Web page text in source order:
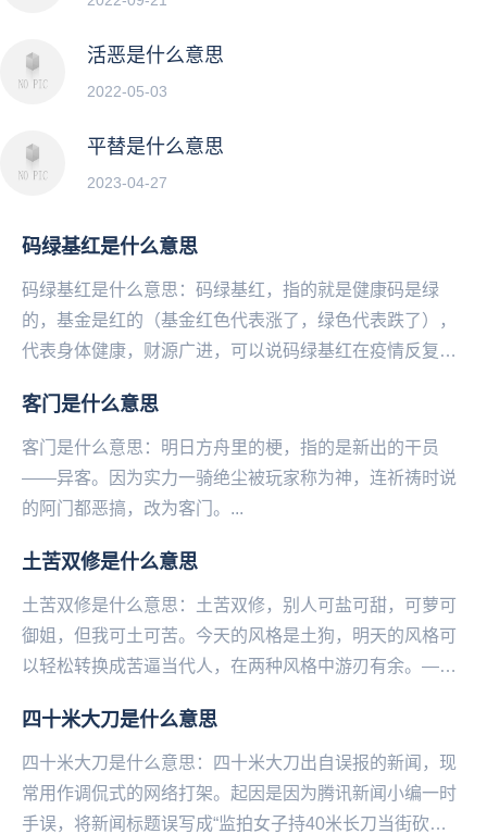
活恶是什么意思
2022-05-03
平替是什么意思
2023-04-27
码绿基红是什么意思
码绿基红是什么意思：码绿基红，指的就是健康码是绿
的，基金是红的（基金红色代表涨了，绿色代表跌了），
代表身体健康，财源广进，可以说码绿基红在疫情反复的
客门是什么意思
客门是什么意思：明日方舟里的梗，指的是新出的干员
——异客。因为实力一骑绝尘被玩‌‌‌‌‌‌‌‌‌‌‌‌‌家称为神，连祈祷时说
的阿门都恶搞，改为客门。...
土苦双修是什么意思
土苦双修是什么意思：土苦双修，别人可盐可甜，可萝可
御姐，但我可土可苦。今天的风格是土狗，明天的风格可
以轻松转换成苦逼当代人，在两种风格中游刃有余。——
四十米大刀是什么意思
四十米大刀是什么意思：四十米大刀出自误报的新闻，现
常用作调侃式的网络打架。起因是因为腾讯新闻小编一时
手误，将新闻标题误写成“监拍女子持40米长刀当街砍